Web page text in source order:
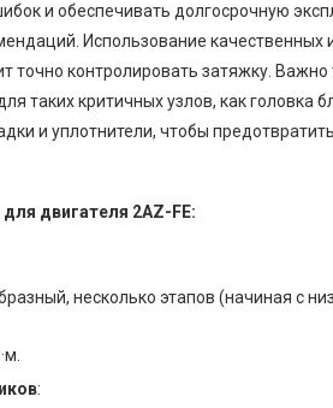
и обеспечивать долгосрочную
Использование качественных
точно контролировать затяжку.
таких критичных узлов, как головка
и уплотнители, чтобы
двигателя 2AZ-FE:
несколько этапов (начиная с
: